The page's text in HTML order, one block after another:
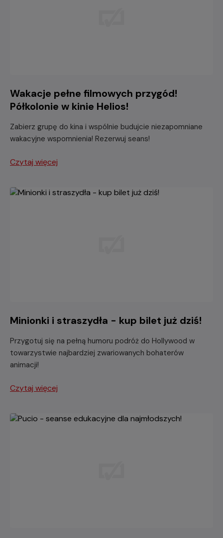
Wakacje pełne filmowych przygód!
Półkolonie w kinie Helios!
Zabierz grupę do kina i wspólnie budujcie niezapomniane
wakacyjne wspomnienia! Rezerwuj seans!
Czytaj więcej
Minionki i straszydła - kup bilet już dziś!
Przygotuj się na pełną humoru podróż do Hollywood w
towarzystwie najbardziej zwariowanych bohaterów
animacji!
Czytaj więcej